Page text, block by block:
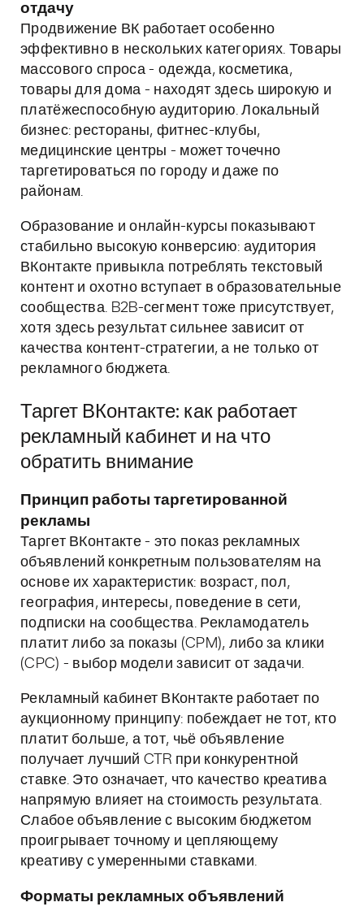
отдачу
Продвижение ВК работает особенно
эффективно в нескольких категориях. Товары
массового спроса - одежда, косметика,
товары для дома - находят здесь широкую и
платёжеспособную аудиторию. Локальный
бизнес: рестораны, фитнес-клубы,
медицинские центры - может точечно
таргетироваться по городу и даже по
районам.
Образование и онлайн-курсы показывают
стабильно высокую конверсию: аудитория
ВКонтакте привыкла потреблять текстовый
контент и охотно вступает в образовательные
сообщества. B2B-сегмент тоже присутствует,
хотя здесь результат сильнее зависит от
качества контент-стратегии, а не только от
рекламного бюджета.
Таргет ВКонтакте: как работает
рекламный кабинет и на что
обратить внимание
Принцип работы таргетированной
рекламы
Таргет ВКонтакте - это показ рекламных
объявлений конкретным пользователям на
основе их характеристик: возраст, пол,
география, интересы, поведение в сети,
подписки на сообщества. Рекламодатель
платит либо за показы (CPM), либо за клики
(CPC) - выбор модели зависит от задачи.
Рекламный кабинет ВКонтакте работает по
аукционному принципу: побеждает не тот, кто
платит больше, а тот, чьё объявление
получает лучший CTR при конкурентной
ставке. Это означает, что качество креатива
напрямую влияет на стоимость результата.
Слабое объявление с высоким бюджетом
проигрывает точному и цепляющему
креативу с умеренными ставками.
Форматы рекламных объявлений